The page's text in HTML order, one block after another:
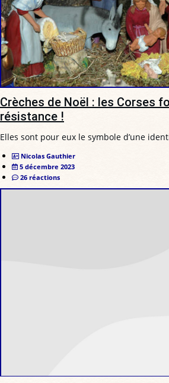
Crèches de Noël : les Corses
résistance !
Elles sont pour eux le symbole d’une
Nicolas Gauthier
5 décembre 2023
26 réactions